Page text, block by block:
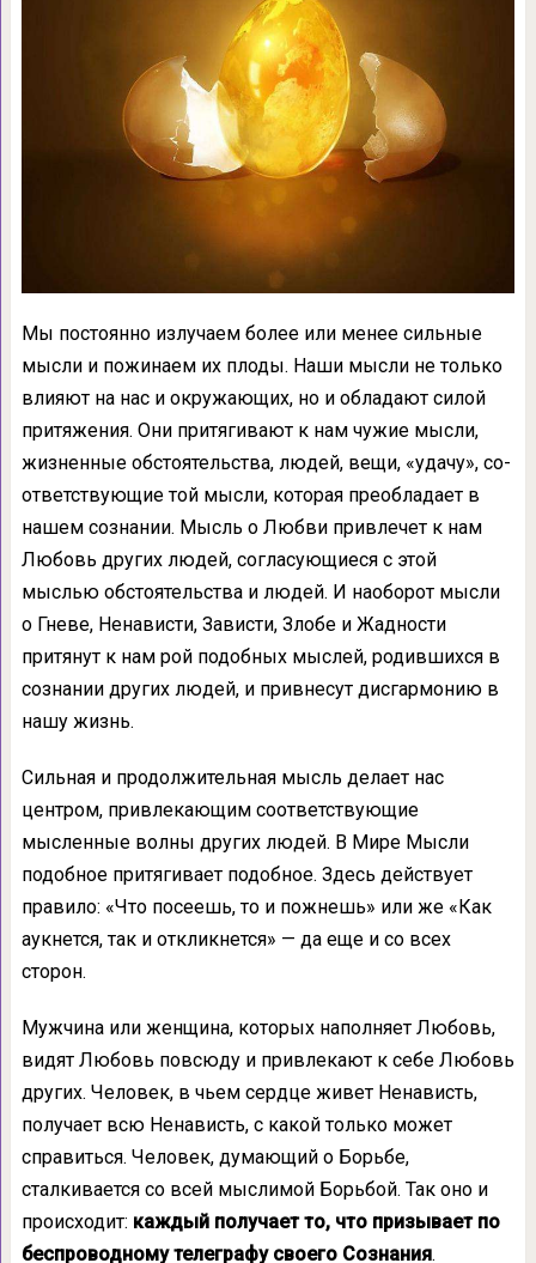
Мы постоянно излучаем более или менее сильные
мысли и пожинаем их плоды. Наши мысли не только
влияют на нас и окружаю­щих, но и обладают силой
притяжения. Они притягивают к нам чужие мысли,
жизненные обстоятельства, людей, вещи, «удачу», со­
ответствующие той мысли, которая преоб­ладает в
нашем сознании. Мысль о Любви привлечет к нам
Любовь других людей, со­гласующиеся с этой
мыслью обстоятельства и людей. И наоборот мысли
о Гневе, Ненависти, Зависти, Злобе и Жадности
притянут к нам рой подобных мыслей, родившихся в
созна­нии других людей, и привнесут дисгармонию в
нашу жизнь.
Сильная и продолжительная мысль делает нас
центром, привлекающим соответствую­щие
мысленные волны других людей. В Мире Мысли
подобное притягивает подобное. Здесь действует
правило: «Что посеешь, то и пожнешь» или же «Как
аукнется, так и от­кликнется» — да еще и со всех
сторон.
Мужчина или женщина, которых напол­няет Любовь,
видят Любовь повсюду и при­влекают к себе Любовь
других. Человек, в чьем сердце живет Ненависть,
получает всю Ненависть, с какой только может
справиться. Человек, думающий о Борьбе,
сталкивается со всей мыслимой Борьбой. Так оно и
проис­ходит: каждый получает то, что призывает по
беспроводному телеграфу своего Сознания.